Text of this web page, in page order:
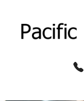
contenu